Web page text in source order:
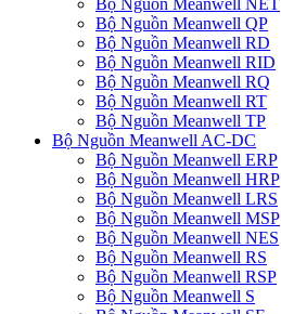
Bộ Nguồn Meanwell NET
Bộ Nguồn Meanwell QP
Bộ Nguồn Meanwell RD
Bộ Nguồn Meanwell RID
Bộ Nguồn Meanwell RQ
Bộ Nguồn Meanwell RT
Bộ Nguồn Meanwell TP
Bộ Nguồn Meanwell AC-DC
Bộ Nguồn Meanwell ERP
Bộ Nguồn Meanwell HRP
Bộ Nguồn Meanwell LRS
Bộ Nguồn Meanwell MSP
Bộ Nguồn Meanwell NES
Bộ Nguồn Meanwell RS
Bộ Nguồn Meanwell RSP
Bộ Nguồn Meanwell S